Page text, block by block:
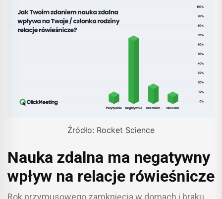
Źródło: Rocket Science
Nauka zdalna ma negatywny
wpływ na relacje rówieśnicze
Rok przymusowego zamknięcia w domach i braku